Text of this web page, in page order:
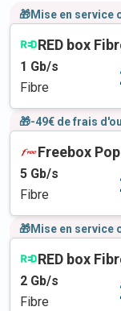
🎁Mise en service
RED box
1 Gb/s
Fibre
🎁-49€ de frais
Freebox
5 Gb/s
Fibre
🎁Mise en service
RED box
2 Gb/s
Fibre